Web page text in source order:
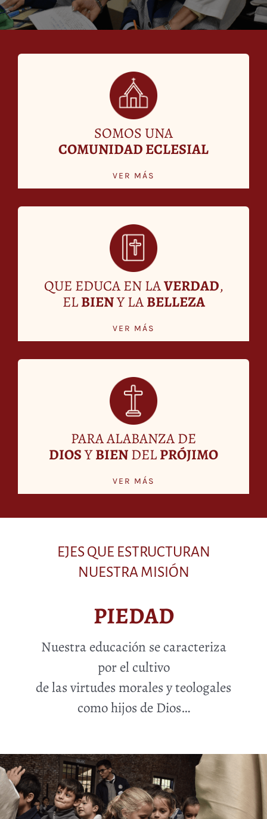
Acceso Docentes
SOMOS UNA
COMUNIDAD ECLESIAL
VER MÁS
QUE EDUCA EN LAVERDAD,
ELBIENY LABELLEZA
VER MÁS
PARA ALABANZA DE
DIOSYBIENDELPRÓJIMO
VER MÁS
EJES QUE ESTRUCTURAN
NUESTRA MISIÓN
PIEDAD
Nuestra educación se caracteriza
por el cultivo
de las virtudes morales y teologales
como hijos de Dios…